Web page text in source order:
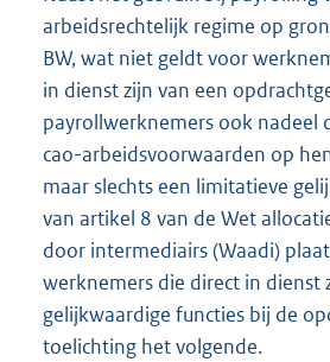
arbeidsrechtelijk regime op
BW, wat niet geldt voor
in dienst zijn van een
payrollwerknemers ook nadeel
cao-arbeidsvoorwaarden op
maar slechts een limitatieve
van artikel 8 van de Wet
door intermediairs (Waadi)
werknemers die direct in dienst
gelijkwaardige functies bij de
toelichting het volgende.